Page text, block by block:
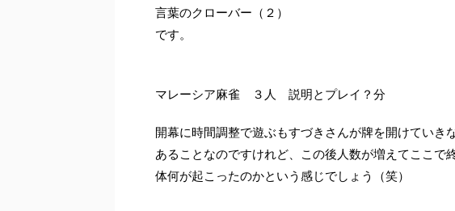
言葉のクローバー（２）
です。
マレーシア麻雀 ３人 説明とプレイ？分
開幕に時間調整で遊ぶもすづきさんが牌を開けていき
あることなのですけれど、この後人数が増えてここで
体何が起こったのかという感じでしょう（笑）